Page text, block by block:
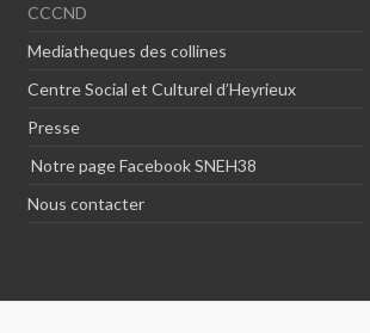
CCCND
Mediatheques des collines
Centre Social et Culturel d’Heyrieux
Presse
Notre page Facebook SNEH38
Nous contacter